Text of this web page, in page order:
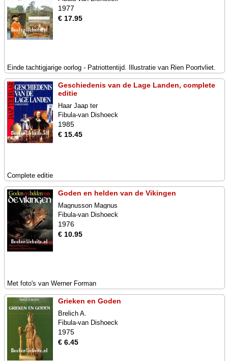
1977
€ 17.95
Einde tachtigjarige oorlog - Patriottentijd. Illustratie van Rien Poortvliet.
Geschiedenis van de Lage Landen, complete
editie
Haar Jaap ter
Fibula-van Dishoeck
1985
€ 15.45
Complete editie
Goden en helden van de Vikingen
Magnusson Magnus
Fibula-van Dishoeck
1976
€ 10.95
Met foto's van Werner Forman
Grieken en Goden
Brelich A.
Fibula-van Dishoeck
1975
€ 6.45